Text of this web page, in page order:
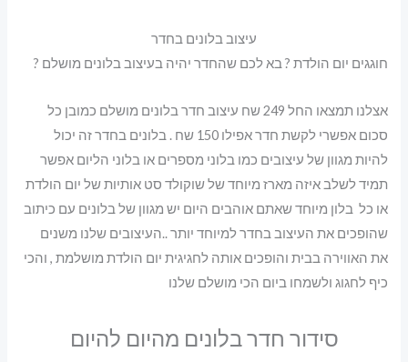
עיצוב בלונים בחדר
חוגגים יום הולדת ? בא לכם שהחדר יהיה בעיצוב בלונים מושלם ?
אצלנו תמצאו החל 249 שח עיצוב חדר בלונים מושלם כמובן כל
סכום אפשרי לקשת חדר אפילו 150 שח . בלונים בחדר זה יכול
להיות מגוון של עיצובים כמו בלוני מספרים או בלוני הליום אפשר
תמיד לשלב איזה מארז מיוחד של שוקולד סט אותיות של יום הולדת
או כל בלון מיוחד שאתם אוהבים היום יש מגוון של בלונים עם כיתוב
שהופכים את העיצוב בחדר למיוחד יותר ..העיצובים שלנו משנים
את האווירה בבית והופכים אותה לחגיגית יום הולדת מושלמת , והכי
כיף לחגוג ולשמחו ביום הכי מושלם שלנו
סידור חדר בלונים מהיום להיום